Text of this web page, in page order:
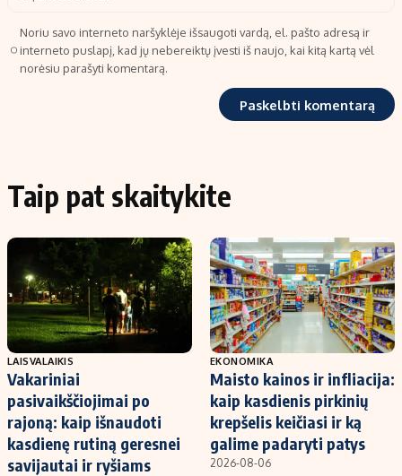
Noriu savo interneto naršyklėje išsaugoti vardą, el. pašto adresą ir
interneto puslapį, kad jų nebereiktų įvesti iš naujo, kai kitą kartą vėl
norėsiu parašyti komentarą.
Taip pat skaitykite
LAISVALAIKIS
Vakariniai
pasivaikščiojimai po
rajoną: kaip išnaudoti
kasdienę rutiną geresnei
savijautai ir ryšiams
EKONOMIKA
Maisto kainos ir infliacija:
kaip kasdienis pirkinių
krepšelis keičiasi ir ką
galime padaryti patys
2026-08-06